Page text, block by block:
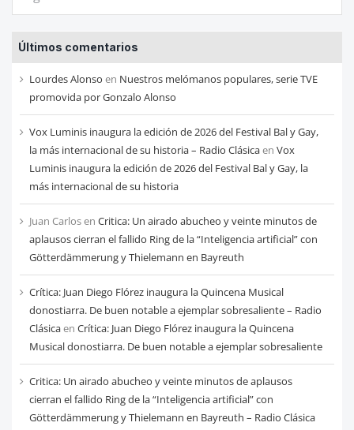
entradas
de
cada
mes
Últimos comentarios
Lourdes Alonso en Nuestros melómanos populares, serie TVE
promovida por Gonzalo Alonso
Vox Luminis inaugura la edición de 2026 del Festival Bal y Gay,
la más internacional de su historia – Radio Clásicaen Vox
Luminis inaugura la edición de 2026 del Festival Bal y Gay, la
más internacional de su historia
Juan Carlosen Critica: Un airado abucheo y veinte minutos de
aplausos cierran el fallido Ring de la “Inteligencia artificial” con
Götterdämmerung y Thielemann en Bayreuth
Crítica: Juan Diego Flórez inaugura la Quincena Musical
donostiarra. De buen notable a ejemplar sobresaliente – Radio
Clásicaen Crítica: Juan Diego Flórez inaugura la Quincena
Musical donostiarra. De buen notable a ejemplar sobresaliente
Critica: Un airado abucheo y veinte minutos de aplausos
cierran el fallido Ring de la “Inteligencia artificial” con
Götterdämmerung y Thielemann en Bayreuth – Radio Clásica